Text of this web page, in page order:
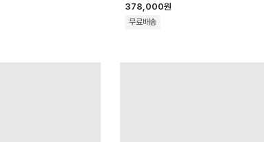
378,000원
무료배송